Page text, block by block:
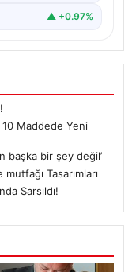
▲ +0.97%
Maddede Yeni
başka bir şey değil’
Tasarımları
Sarsıldı!